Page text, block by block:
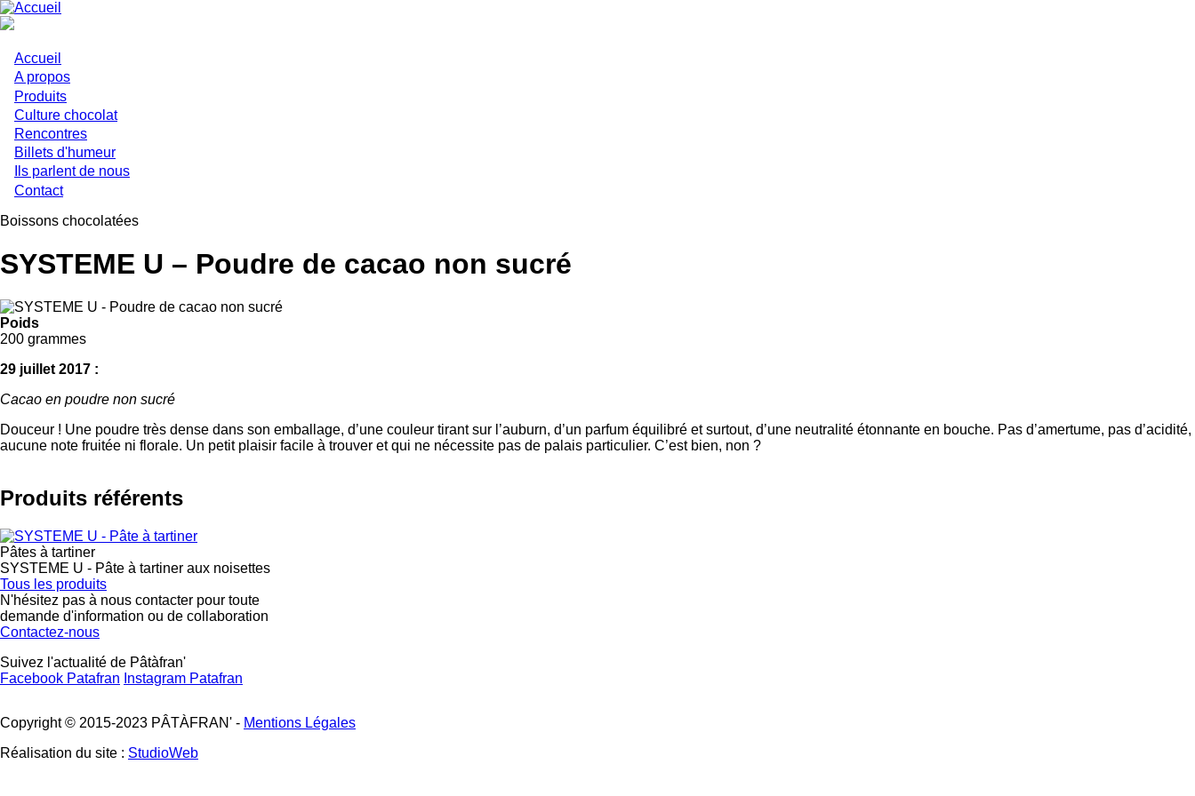
Aller
au
principal
Main
navigation
Accueil
A propos
Produits
Culture chocolat
Rencontres
Billets d'humeur
Ils parlent de nous
Contact
Boissons chocolatées
SYSTEME U – Poudre de cacao non sucré
Poids
200 grammes
29 juillet 2017 :
Cacao en poudre non sucré
Douceur ! Une poudre très dense dans son emballage, d’une couleur tirant sur l’auburn, d’un parfum équilibré et surtout, d’une neutralité étonnante en bouche. Pas d’amertume, pas d’acidité,
aucune note fruitée ni florale. Un petit plaisir facile à trouver et qui ne nécessite pas de palais particulier. C’est bien, non ?
Produits référents
Pâtes à tartiner
SYSTEME U - Pâte à tartiner aux noisettes
Tous les produits
N'hésitez pas à nous contacter pour toute
demande d'information ou de collaboration
Contactez-nous
Suivez l'actualité de Pâtàfran'
Facebook Patafran Instagram Patafran
Copyright © 2015-2023 PÂTÀFRAN' - Mentions Légales
Réalisation du site : StudioWeb